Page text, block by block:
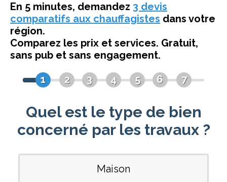
En 5 minutes, demandez 3 devis
comparatifs aux chauffagistes dans votre
région.
Comparez les prix et services. Gratuit,
sans pub et sans engagement.
1
2 3 4 5 6 7
Quel est le type de bien
concerné par les travaux ?
Maison